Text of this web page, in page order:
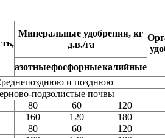
Минеральные удобрения, кг
д.в./га
азотныефосфорныекалийные
и позднюю
подзолистые почвы
80 60
120
160 120
180
80 60
120